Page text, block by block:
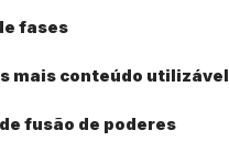
fases
mais conteúdo utilizável
fusão de poderes